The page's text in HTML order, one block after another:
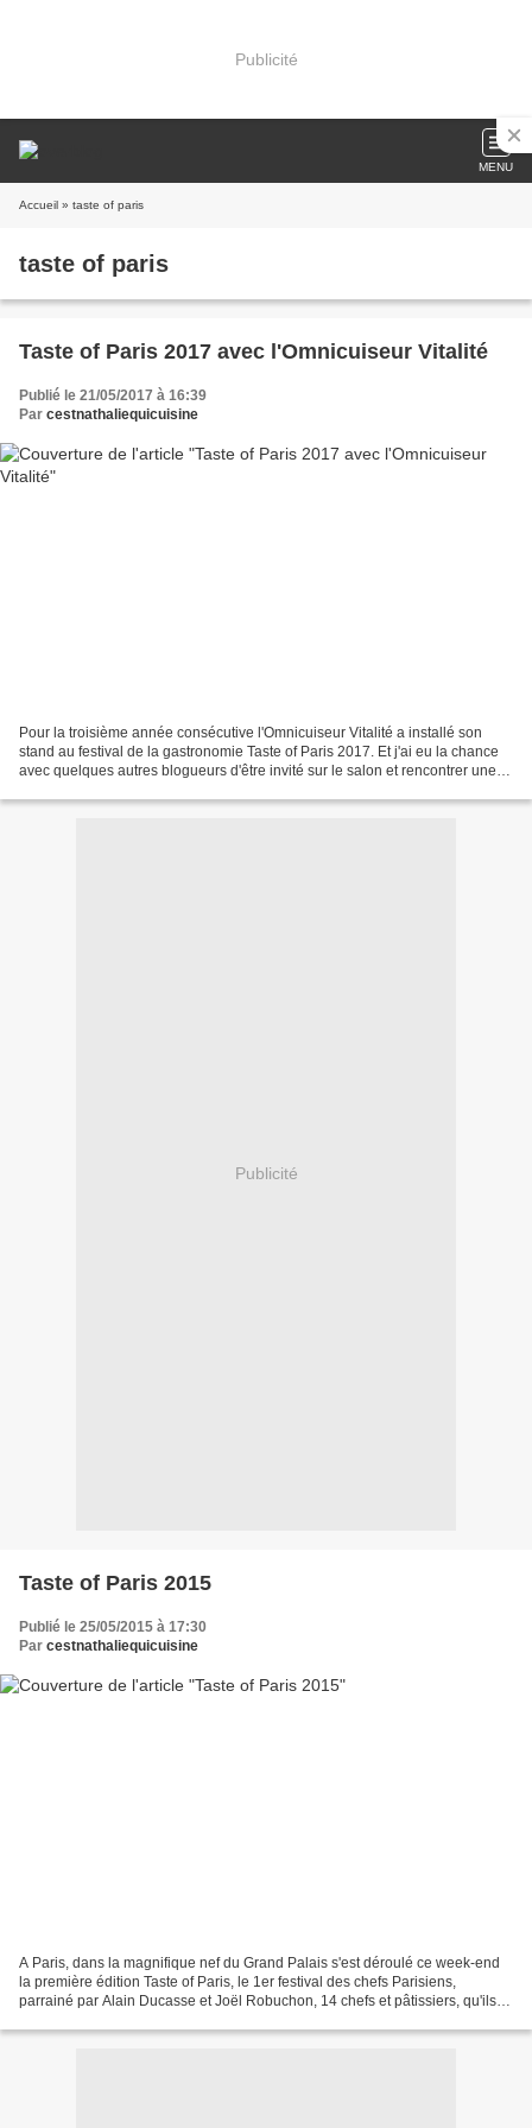
Publicité
MENU
Accueil » taste of paris
taste of paris
Taste of Paris 2017 avec l'Omnicuiseur Vitalité
Publié le 21/05/2017 à 16:39
Par cestnathaliequicuisine
Pour la troisième année consécutive l'Omnicuiseur Vitalité a installé son
stand au festival de la gastronomie Taste of Paris 2017. Et j'ai eu la chance
avec quelques autres blogueurs d'être invité sur le salon et rencontrer une
Publicité
Taste of Paris 2015
Publié le 25/05/2015 à 17:30
Par cestnathaliequicuisine
A Paris, dans la magnifique nef du Grand Palais s'est déroulé ce week-end
la première édition Taste of Paris, le 1er festival des chefs Parisiens,
parrainé par Alain Ducasse et Joël Robuchon, 14 chefs et pâtissiers, qu'ils